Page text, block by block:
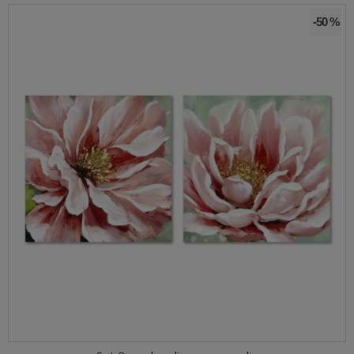
-50 %